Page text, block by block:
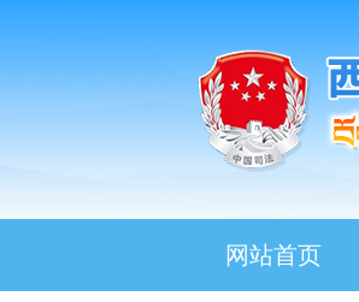
网站首页